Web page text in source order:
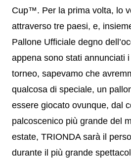
Cup™. Per la prima volta, lo
attraverso tre paesi, e,
Pallone Ufficiale degno
appena sono stati annunciati
torneo, sapevamo che
qualcosa di speciale, un
essere giocato ovunque, dal
palcoscenico più grande del
estate, TRIONDA sarà il
durante il più grande